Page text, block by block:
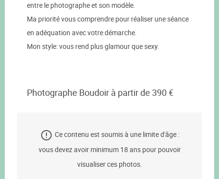
entre le photographe et son modèle.
Ma priorité vous comprendre pour réaliser une séance
en adéquation avec votre démarche.
Mon style: vous rend plus glamour que sexy.
Photographe Boudoir à partir de 390 €
Ce contenu est soumis à une limite d'âge :
vous devez avoir minimum 18 ans pour pouvoir
visualiser ces photos.